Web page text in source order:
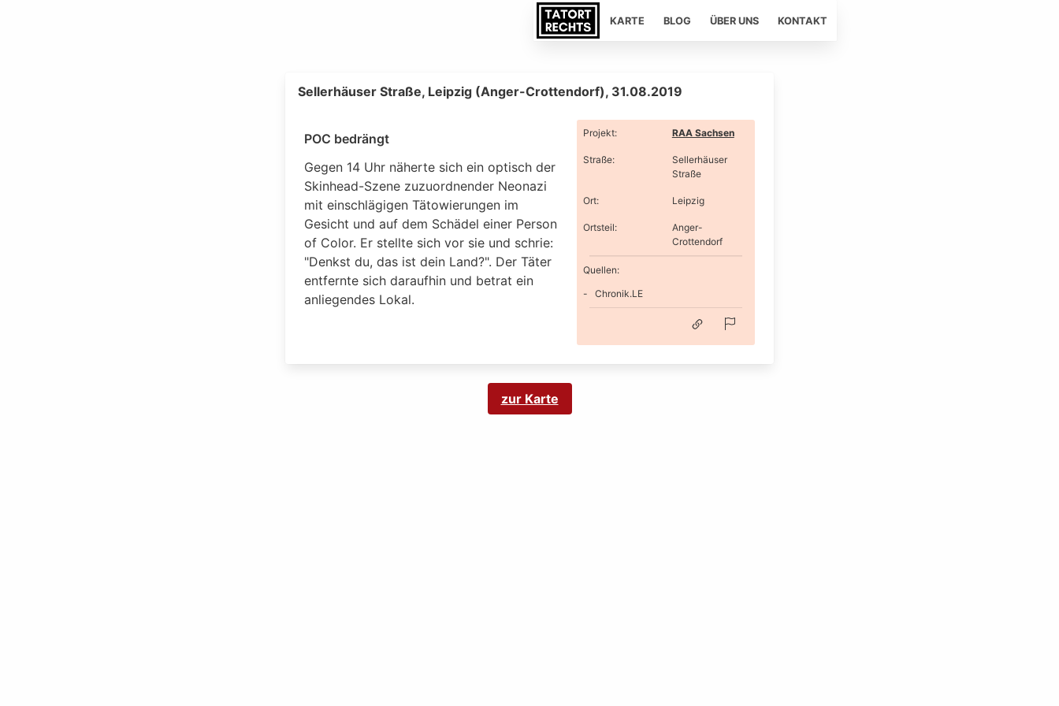
KARTE BLOG ÜBER UNS KONTAKT
Sellerhäuser Straße, Leipzig (Anger-Crottendorf), 31.08.2019
POC bedrängt
Gegen 14 Uhr näherte sich ein optisch der
Skinhead-Szene zuzuordnender Neonazi
mit einschlägigen Tätowierungen im
Gesicht und auf dem Schädel einer Person
of Color. Er stellte sich vor sie und schrie:
"Denkst du, das ist dein Land?". Der Täter
entfernte sich daraufhin und betrat ein
anliegendes Lokal.
Projekt: RAA Sachsen
Straße:
Sellerhäuser
Straße
Ort: Leipzig
Ortsteil:
Anger-
Crottendorf
Quellen:
Chronik.LE
zur Karte